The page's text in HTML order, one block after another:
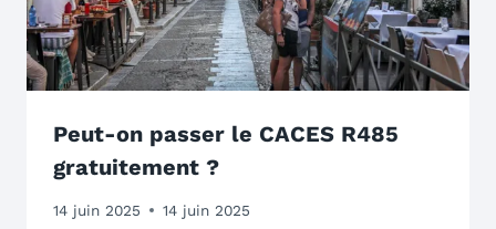
Peut-on passer le CACES R485
gratuitement ?
14 juin 2025 14 juin 2025